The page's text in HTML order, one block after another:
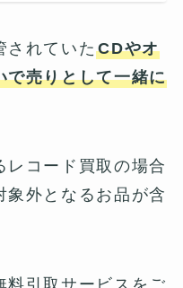
されていたCDやオ
で売りとして一緒に
レコード買取の場合
象外となるお品が含